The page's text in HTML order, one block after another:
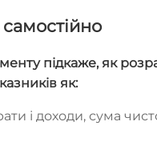
підкаже, як
як:
і доходи, сума